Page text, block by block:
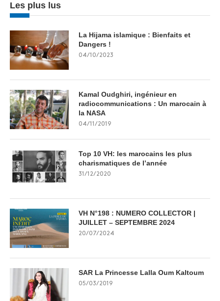
Les plus lus
La Hijama islamique : Bienfaits et
Dangers !
04/10/2023
Kamal Oudghiri, ingénieur en
radiocommunications : Un marocain à
la NASA
04/11/2019
Top 10 VH: les marocains les plus
charismatiques de l’année
31/12/2020
VH N°198 : NUMERO COLLECTOR |
JUILLET – SEPTEMBRE 2024
20/07/2024
SAR La Princesse Lalla Oum Kaltoum
05/03/2019